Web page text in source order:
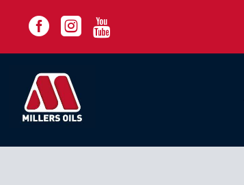
  